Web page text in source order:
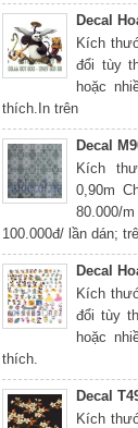
Decal
Kích
đổi tùy
hoặc
thích.In trên
Decal
Kích
0,90m
80.000/
100.000đ/ lần dán;
Decal
Kích
đổi tùy
hoặc
thích.
Decal
Kích